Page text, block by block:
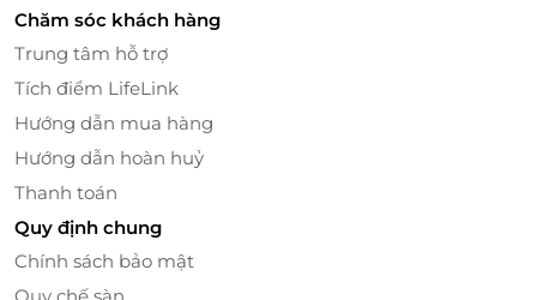
thượng hạng mà còn ghi điểm với
rãi, thiết kế hiện đại pha lẫn nét truyền thống Nhật
. Đây là nơi hoàn hảo cho các buổi
ty, tụ họp gia đình, bạn bè hay gặp gỡ đối tác
bữa ăn thân mật hay sự kiện long trọng, nhà hàng
vẫn đảm bảo mang lại sự thoải mái và hài lòng cho
thực khách.
Chăm sóc khách hàng
Trung tâm hỗ trợ
Tích điểm LifeLink
Hướng dẫn mua hàng
Hướng dẫn hoàn huỷ
Thanh toán
Quy định chung
Chính sách bảo mật